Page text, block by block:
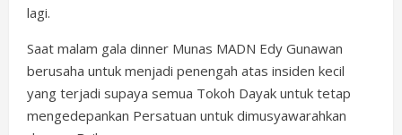
lagi.
Saat malam gala dinner Munas MADN Edy Gunawan
berusaha untuk menjadi penengah atas insiden kecil
yang terjadi supaya semua Tokoh Dayak untuk tetap
mengedepankan Persatuan untuk dimusyawarahkan